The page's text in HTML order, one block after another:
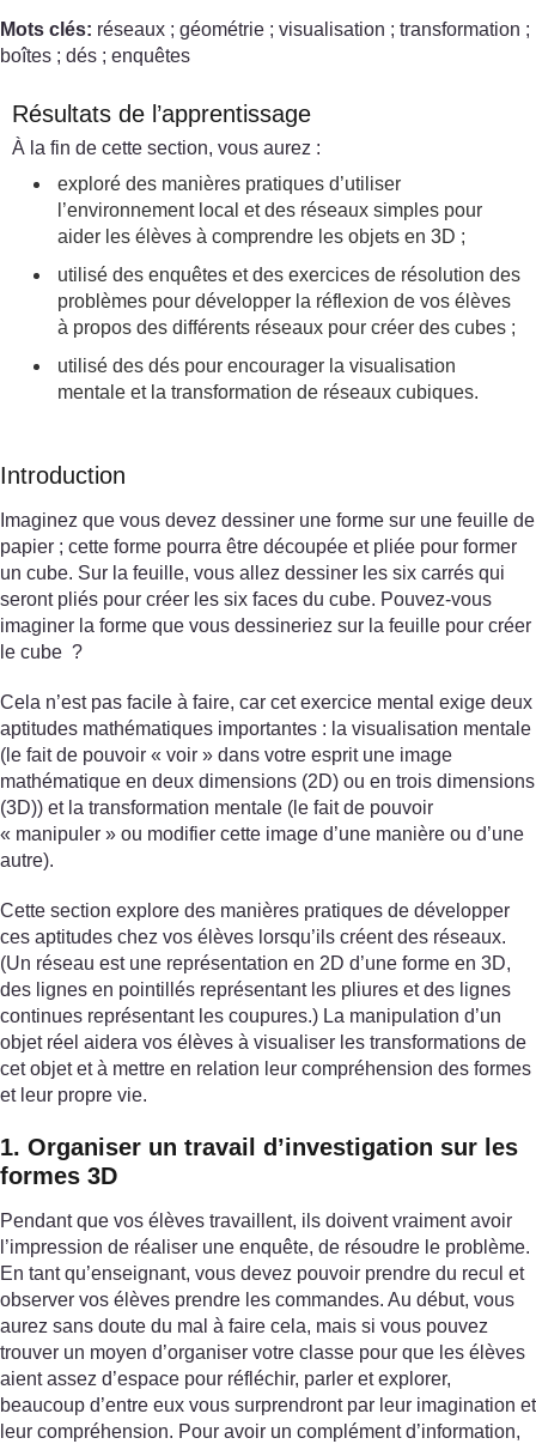
Mots clés: réseaux ; géométrie ; visualisation ; transformation ;
boîtes ; dés ; enquêtes
Résultats de l’apprentissage
À la fin de cette section, vous aurez :
exploré des manières pratiques d’utiliser
l’environnement local et des réseaux simples pour
aider les élèves à comprendre les objets en 3D ;
utilisé des enquêtes et des exercices de résolution des
problèmes pour développer la réflexion de vos élèves
à propos des différents réseaux pour créer des cubes ;
utilisé des dés pour encourager la visualisation
mentale et la transformation de réseaux cubiques.
Introduction
Imaginez que vous devez dessiner une forme sur une feuille de
papier ; cette forme pourra être découpée et pliée pour former
un cube. Sur la feuille, vous allez dessiner les six carrés qui
seront pliés pour créer les six faces du cube. Pouvez-vous
imaginer la forme que vous dessineriez sur la feuille pour créer
le cube ?
Cela n’est pas facile à faire, car cet exercice mental exige deux
aptitudes mathématiques importantes : la visualisation mentale
(le fait de pouvoir « voir » dans votre esprit une image
mathématique en deux dimensions (2D) ou en trois dimensions
(3D)) et la transformation mentale (le fait de pouvoir
« manipuler » ou modifier cette image d’une manière ou d’une
autre).
Cette section explore des manières pratiques de développer
ces aptitudes chez vos élèves lorsqu’ils créent des réseaux.
(Un réseau est une représentation en 2D d’une forme en 3D,
des lignes en pointillés représentant les pliures et des lignes
continues représentant les coupures.) La manipulation d’un
objet réel aidera vos élèves à visualiser les transformations de
cet objet et à mettre en relation leur compréhension des formes
et leur propre vie.
1. Organiser un travail d’investigation sur les
formes 3D
Pendant que vos élèves travaillent, ils doivent vraiment avoir
l’impression de réaliser une enquête, de résoudre le problème.
En tant qu’enseignant, vous devez pouvoir prendre du recul et
observer vos élèves prendre les commandes. Au début, vous
aurez sans doute du mal à faire cela, mais si vous pouvez
trouver un moyen d’organiser votre classe pour que les élèves
aient assez d’espace pour réfléchir, parler et explorer,
beaucoup d’entre eux vous surprendront par leur imagination et
leur compréhension. Pour avoir un complément d’information,